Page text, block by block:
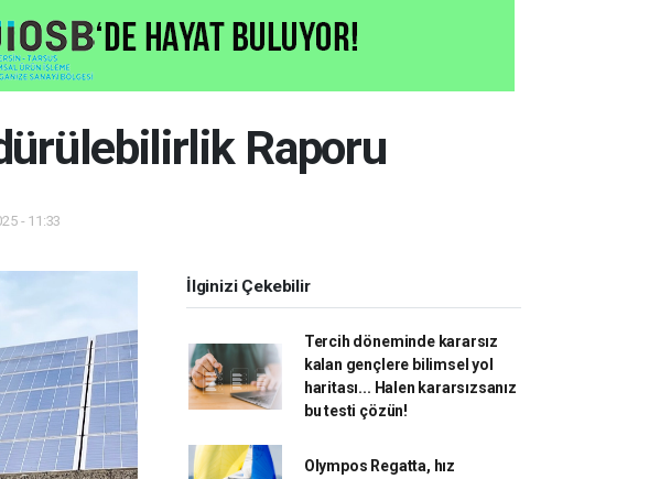
Raporu
- 11:33
İlginizi Çekebilir
Tercih döneminde kararsız
kalan gençlere bilimsel yol
haritası... Halen kararsızsanız
bu testi çözün!
Olympos Regatta, hız